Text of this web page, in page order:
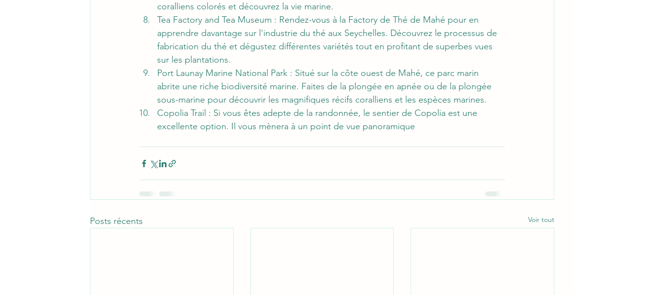
coralliens colorés et découvrez la vie marine.
Tea Factory and Tea Museum : Rendez-vous à la Factory de Thé de Mahé pour en
apprendre davantage sur l'industrie du thé aux Seychelles. Découvrez le processus de
fabrication du thé et dégustez différentes variétés tout en profitant de superbes vues
sur les plantations.
Port Launay Marine National Park : Situé sur la côte ouest de Mahé, ce parc marin
abrite une riche biodiversité marine. Faites de la plongée en apnée ou de la plongée
sous-marine pour découvrir les magnifiques récifs coralliens et les espèces marines.
Copolia Trail : Si vous êtes adepte de la randonnée, le sentier de Copolia est une
excellente option. Il vous mènera à un point de vue panoramique
Posts récents Voir tout